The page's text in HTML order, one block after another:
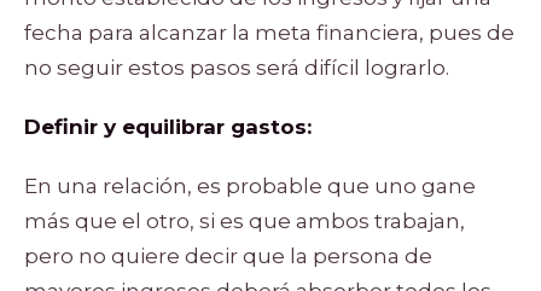
fecha para alcanzar la meta financiera, pues de
no seguir estos pasos será difícil lograrlo.
Definir y equilibrar gastos:
En una relación, es probable que uno gane
más que el otro, si es que ambos trabajan,
pero no quiere decir que la persona de